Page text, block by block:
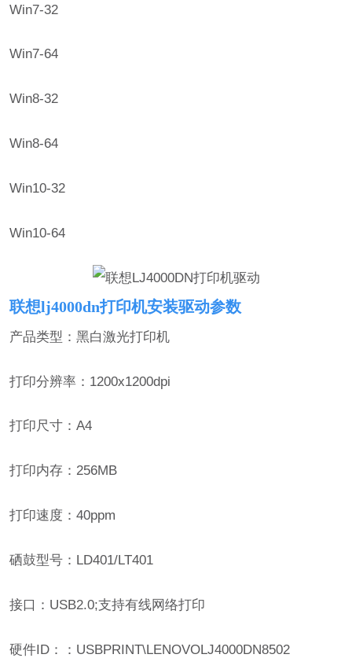
Win7-32
Win7-64
Win8-32
Win8-64
Win10-32
Win10-64
联想lj4000dn打印机安装驱动参数
产品类型：黑白激光打印机
打印分辨率：1200x1200dpi
打印尺寸：A4
打印内存：256MB
打印速度：40ppm
硒鼓型号：LD401/LT401
接口：USB2.0;支持有线网络打印
硬件ID：：USBPRINT\LENOVOLJ4000DN8502